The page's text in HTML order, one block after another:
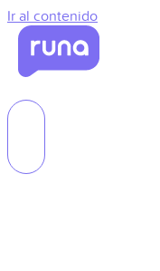
Ir al contenido